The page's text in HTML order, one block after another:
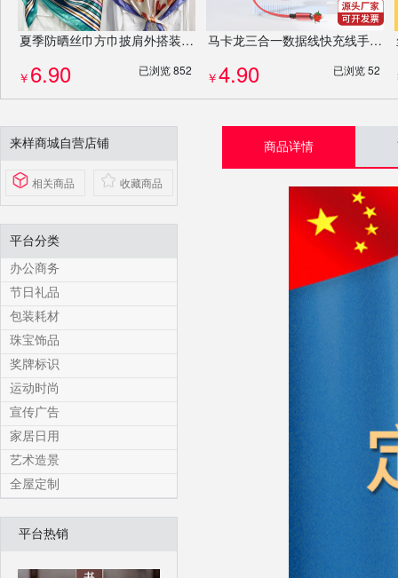
夏季防晒丝巾方巾披肩外搭装饰沙滩巾妇女节伴手礼企业公司送礼礼物混发批发
￥ 6.90 已浏览 852
马卡龙三合一数据线快充线手机充电线可伸缩办公礼品礼盒定制
￥4.90 已浏览 52
来样商城自营店铺
相关商品 收藏商品
平台分类
办公商务
节日礼品
包装耗材
珠宝饰品
奖牌标识
运动时尚
宣传广告
家居日用
艺术造景
全屋定制
平台热销
商品详情